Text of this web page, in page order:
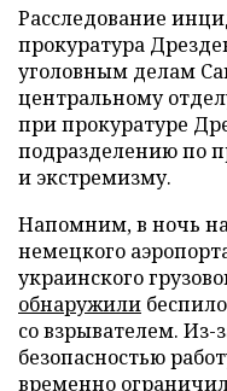
Расследование
прокуратура
уголовным делам
центральному
при прокуратуре
подразделению по
и экстремизму.
Напомним, в ночь
немецкого
украинского
обнаружили
со взрывателем. Из-
безопасностью
временно